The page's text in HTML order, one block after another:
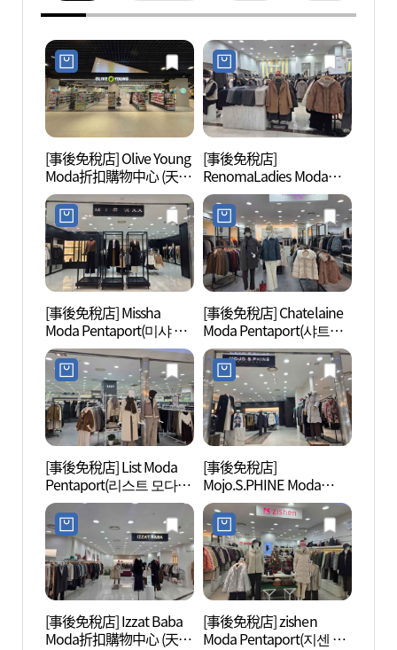
[事後免稅店] Olive Young
Moda折扣購物中心 (天安
牙山店)(올리브영 모다아
울렛 천안아산점)
[事後免稅店]
RenomaLadies Moda
Pentaport(레노마레이디
모다펜트포트)
[事後免稅店] Missha
Moda Pentaport(미샤 모
다펜타포트)
[事後免稅店] Chatelaine
Moda Pentaport(샤트렌
모다펜트포트)
[事後免稅店] List Moda
Pentaport(리스트 모다펜
트포트)
[事後免稅店]
Mojo.S.PHINE Moda
Pentaport(모조에스핀 모
다펜트포트)
[事後免稅店] Izzat Baba
Moda折扣購物中心 (天安
[事後免稅店] zishen
Moda Pentaport(지센 모